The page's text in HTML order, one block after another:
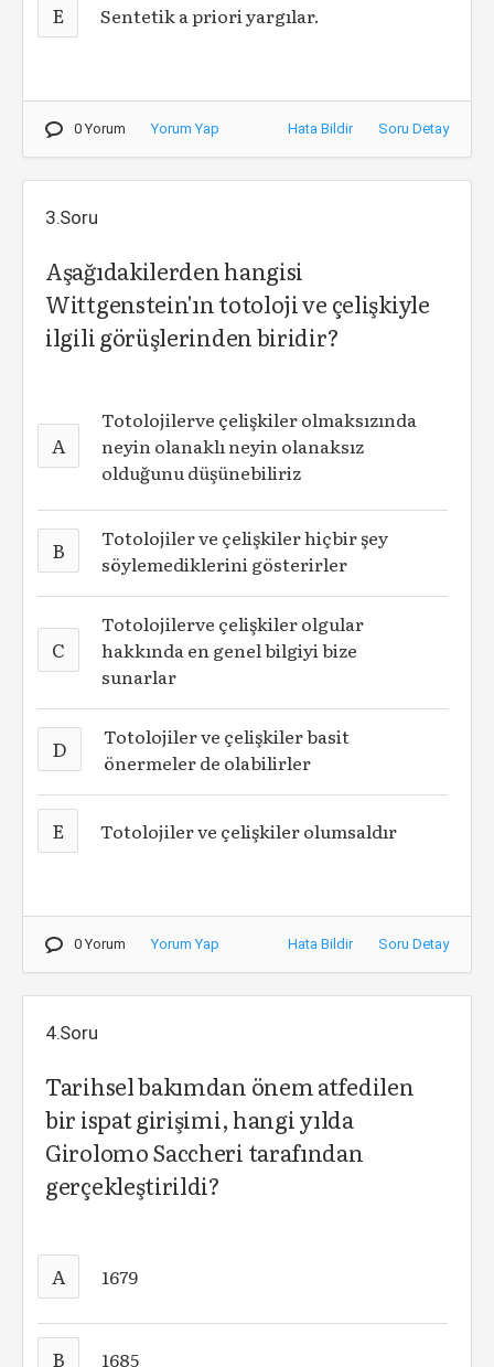
E Sentetik a priori yargılar.
0 Yorum Yorum Yap Hata Bildir Soru Detay
3.Soru
Aşağıdakilerden hangisi
Wittgenstein'ın totoloji ve çelişkiyle
ilgili görüşlerinden biridir?
A
Totolojilerve çelişkiler olmaksızında
neyin olanaklı neyin olanaksız
olduğunu düşünebiliriz
B
Totolojiler ve çelişkiler hiçbir şey
söylemediklerini gösterirler
C
Totolojilerve çelişkiler olgular
hakkında en genel bilgiyi bize
sunarlar
D
Totolojiler ve çelişkiler basit
önermeler de olabilirler
E Totolojiler ve çelişkiler olumsaldır
0 Yorum Yorum Yap Hata Bildir Soru Detay
4.Soru
Tarihsel bakımdan önem atfedilen
bir ispat girişimi, hangi yılda
Girolomo Saccheri tarafından
gerçekleştirildi?
A 1679
B 1685